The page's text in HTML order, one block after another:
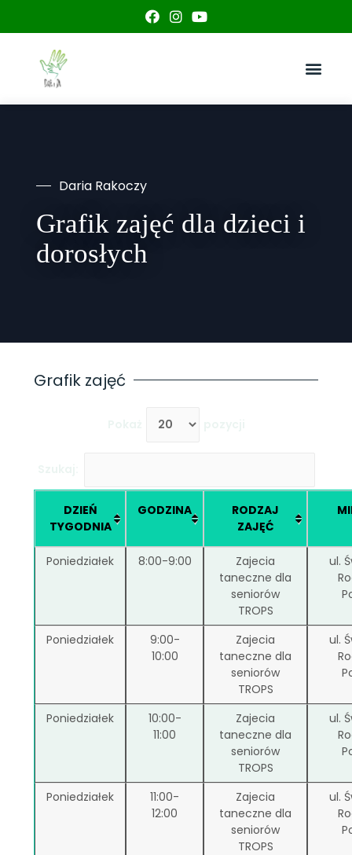
Daria Rakoczy
Grafik zajęć dla dzieci i
dorosłych
Grafik zajęć
DZIEŃ
TYGODNIA
GODZINA
RODZAJ
ZAJĘĆ
Poniedziałek 8:00-9:00
Zajecia
taneczne dla
seniorów
TROPS
ul.
Poniedziałek
9:00-
10:00
Zajecia
taneczne dla
seniorów
TROPS
ul.
Poniedziałek
10:00-
11:00
Zajecia
taneczne dla
seniorów
TROPS
ul.
Poniedziałek
11:00-
12:00
Zajecia
taneczne dla
seniorów
TROPS
ul.